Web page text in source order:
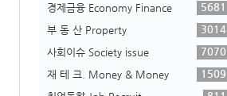
경제금융 Economy Finance
5681
부 동 산 Property
3014
사회이슈 Society issue
7070
재 테 크. Money & Money
1509